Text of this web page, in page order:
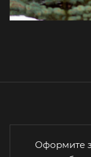
Оформите